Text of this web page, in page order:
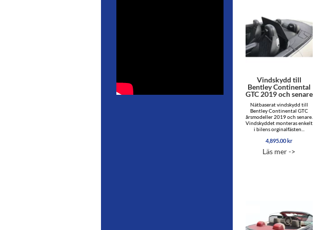
Vindskydd till
Bentley Continental
GTC 2019 och senare
Nätbaserat vindskydd till
Bentley Continental GTC
årsmodeller 2019 och senare.
Vindskyddet monteras enkelt
i bilens orginalfästen...
4,895.00kr
Läs mer ->